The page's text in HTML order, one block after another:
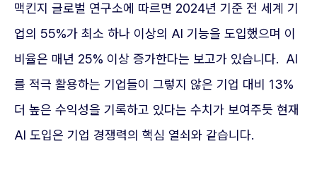
맥킨지 글로벌 연구소에 따르면 2024년 기준 전 세계 기
업의 55%가 최소 하나 이상의 AI 기능을 도입했으며 이
비율은 매년 25% 이상 증가한다는 보고가 있습니다. AI
를 적극 활용하는 기업들이 그렇지 않은 기업 대비 13%
더 높은 수익성을 기록하고 있다는 수치가 보여주듯 현재
AI 도입은 기업 경쟁력의 핵심 열쇠와 같습니다.